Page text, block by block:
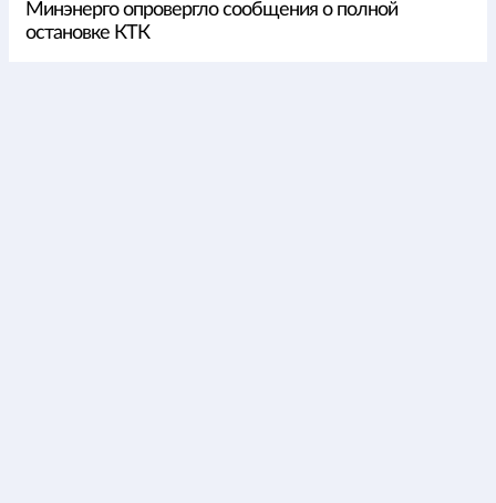
Минэнерго опровергло сообщения о полной
остановке КТК